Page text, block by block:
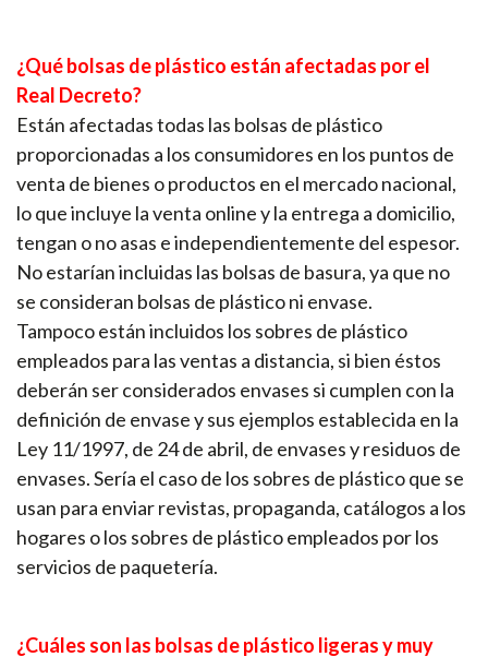
¿Qué bolsas de plástico están afectadas por el
Real Decreto?
Están afectadas todas las bolsas de plástico
proporcionadas a los consumidores en los puntos de
venta de bienes o productos en el mercado nacional,
lo que incluye la venta online y la entrega a domicilio,
tengan o no asas e independientemente del espesor.
No estarían incluidas las bolsas de basura, ya que no
se consideran bolsas de plástico ni envase.
Tampoco están incluidos los sobres de plástico
empleados para las ventas a distancia, si bien éstos
deberán ser considerados envases si cumplen con la
definición de envase y sus ejemplos establecida en la
Ley 11/1997, de 24 de abril, de envases y residuos de
envases. Sería el caso de los sobres de plástico que se
usan para enviar revistas, propaganda, catálogos a los
hogares o los sobres de plástico empleados por los
servicios de paquetería.
¿Cuáles son las bolsas de plástico ligeras y muy